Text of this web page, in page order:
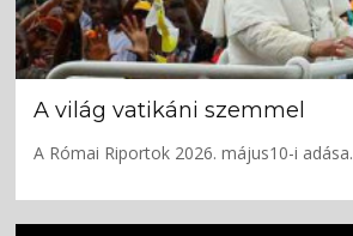
A világ vatikáni szemmel
A Római Riportok 2026. május10-i adása.